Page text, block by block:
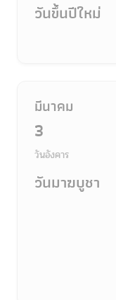
วันขึ้นปีใหม่
มีนาคม
3
วันอังคาร
วันมาฆบูชา